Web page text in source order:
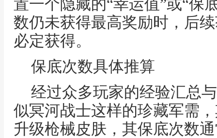
置一个隐藏的“幸运值”或“保
数仍未获得最高奖励时，后
必定获得。
保底次数具体推算
经过众多玩家的经验汇总
似冥河战士这样的珍藏军需
升级枪械皮肤，其保底次数